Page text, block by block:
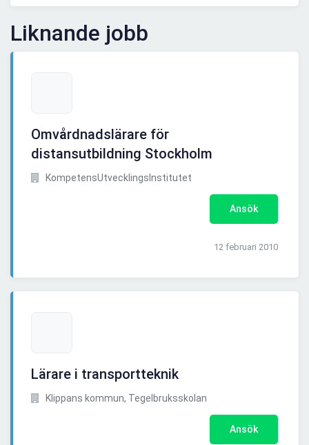
Liknande jobb
Omvårdnadslärare för
distansutbildning Stockholm
KompetensUtvecklingsInstitutet
Ansök
12 februari 2010
Lärare i transportteknik
Klippans kommun, Tegelbruksskolan
Ansök